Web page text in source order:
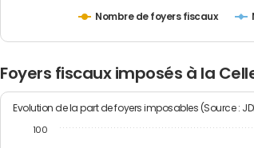
Nombre de foyers fiscaux
Foyers fiscaux imposés à la
Evolution de la part de foyers imposables (Source :
100